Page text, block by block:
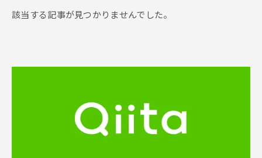
該当する記事が見つかりませんでした。